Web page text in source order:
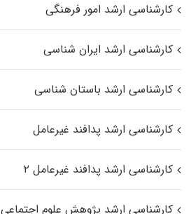
کارشناسی ارشد امور فرهنگی
کارشناسی ارشد ایران شناسی
کارشناسی ارشد باستان شناسی
کارشناسی ارشد پدافند غیرعامل
کارشناسی ارشد پدافند غیرعامل ۲
کارشناسی ارشد پژوهش علوم اجتماعی